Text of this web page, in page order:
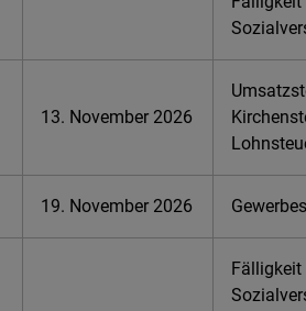
13. November 2026
19. November 2026
Fälligkeit